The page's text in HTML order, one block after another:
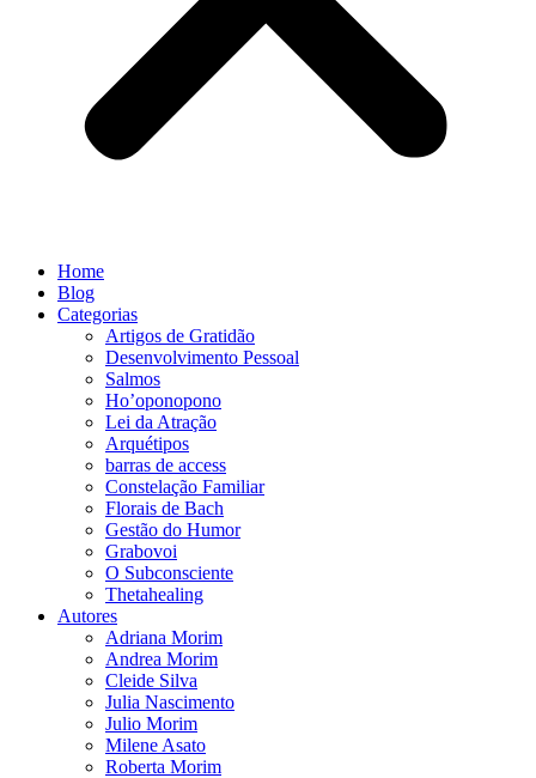
Home
Blog
Categorias
Artigos de Gratidão
Desenvolvimento Pessoal
Salmos
Ho’oponopono
Lei da Atração
Arquétipos
barras de access
Constelação Familiar
Florais de Bach
Gestão do Humor
Grabovoi
O Subconsciente
Thetahealing
Autores
Adriana Morim
Andrea Morim
Cleide Silva
Julia Nascimento
Julio Morim
Milene Asato
Roberta Morim